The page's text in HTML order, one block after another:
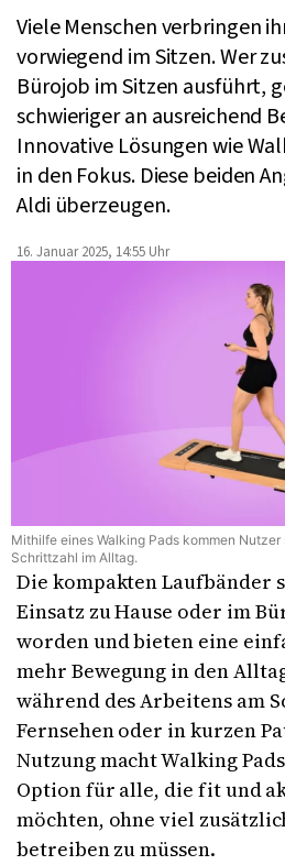
Viele Menschen verbringen
vorwiegend im Sitzen. Wer
Bürojob im Sitzen ausführt,
schwieriger an ausreichend
Innovative Lösungen wie
in den Fokus. Diese beiden
Aldi überzeugen.
16. Januar 2025, 14:55 Uhr
Mithilfe eines Walking Pads kommen
Schrittzahl im Alltag.
Die kompakten Laufbänder
Einsatz zu Hause oder im
worden und bieten eine
mehr Bewegung in den
während des Arbeitens am
Fernsehen oder in kurzen
Nutzung macht Walking
Option für alle, die fit und
möchten, ohne viel
betreiben zu müssen.